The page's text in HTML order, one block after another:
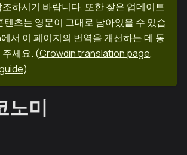
하시기 바랍니다. 또한 잦은 업데이트
텐츠는 영문이 그대로 남아있을 수 있습
서 이 페이지의 번역을 개선하는 데 동
세요. (Crowdin translation page,
)
노미